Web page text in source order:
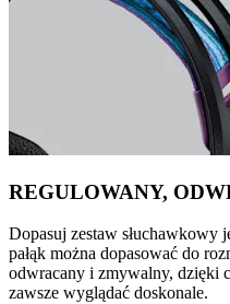
REGULOWANY,
Dopasuj zestaw słuchawkowy
pałąk można dopasować do
odwracany i zmywalny, dzięki
zawsze wyglądać doskonale.